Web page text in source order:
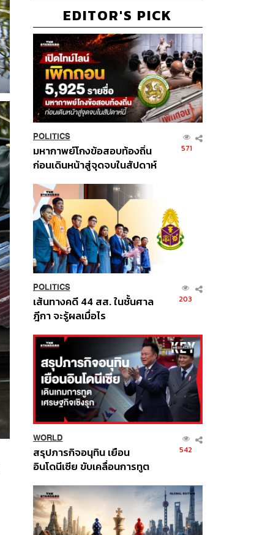
EDITOR'S PICK
POLITICS
มหากาพย์โกงข้อสอบท้องถิ่น
ก่อนเดินหน้าสู่จุดจบในสัปดาห์
571
POLITICS
เส้นทางคดี 44 สส. ในชั้นศาล
ฎีกา จะรู้ผลเมื่อไร
203
WORLD
สรุปภารกิจอนุทิน เยือน
อินโดนีเซีย ขับเคลื่อนการทูต
ส่วนยุทธศาสตร์ไทย –
อินโดนีเซีย
542